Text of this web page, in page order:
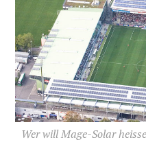
Wer will Mage-Solar